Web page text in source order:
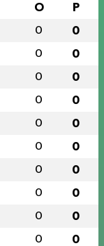
O P
0 0
0 0
0 0
0 0
0 0
0 0
0 0
0 0
0 0
0 0